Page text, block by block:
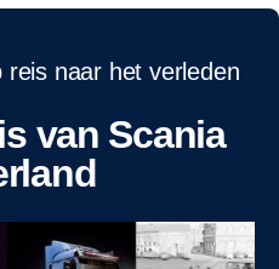
reis naar het verleden